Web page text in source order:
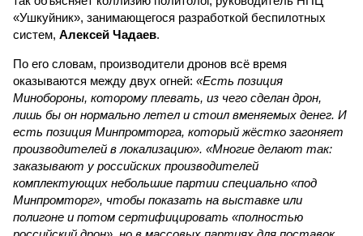
«Ушкуйник», занимающегося разработкой беспилотных
систем, Алексей Чадаев.
По его словам, производители дронов всё время
оказываются между двух огней: «Есть позиция
Минобороны, которому плевать, из чего сделан дрон,
лишь бы он нормально летел и стоил вменяемых денег. И
есть позиция Минпромторга, который жёстко загоняет
производителей в локализацию». «Многие делают так:
заказывают у российских производителей
комплектующих небольшие партии специально «под
Минпромторг», чтобы показать на выставке или
полигоне и потом сертифицировать «полностью